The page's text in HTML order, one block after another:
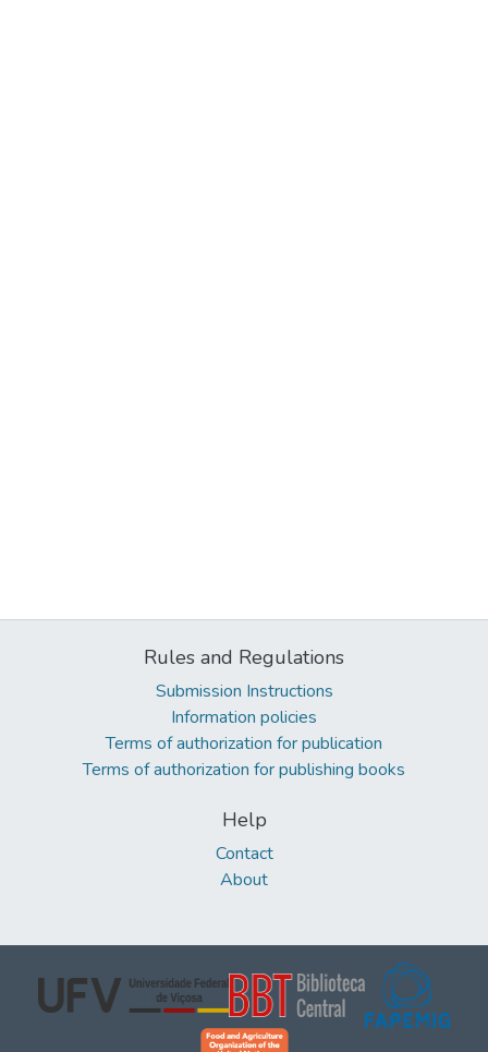
Rules and Regulations
Submission Instructions
Information policies
Terms of authorization for publication
Terms of authorization for publishing books
Help
Contact
About